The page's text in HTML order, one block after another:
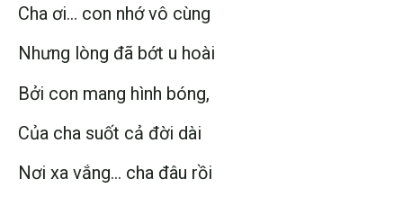
Cha ơi… con nhớ vô cùng
Nhưng lòng đã bớt u hoài
Bởi con mang hình bóng,
Của cha suốt cả đời dài
Nơi xa vắng… cha đâu rồi